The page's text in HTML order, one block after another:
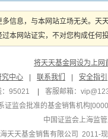
信息，与本网站立场无关。
本网站证实，不对您构成任
将天天基金网设为上网
究中心 联系我们
安全指引
：95021
客服邮箱：
证监会批准的基金销售机构
中国证监会上海监
天天基金销售有限公司 2011-